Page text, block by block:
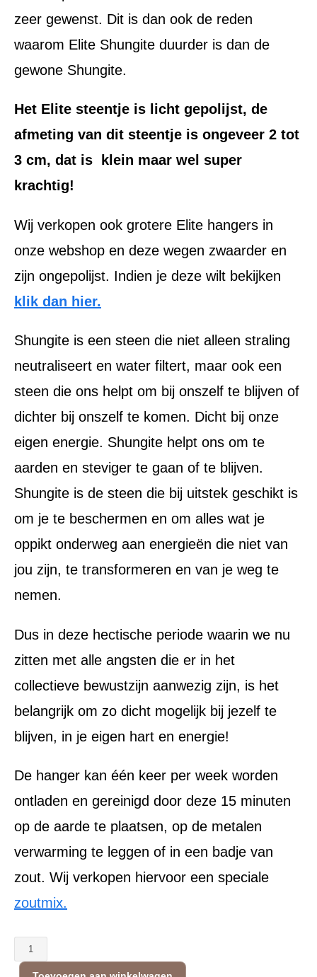
zeer gewenst. Dit is dan ook de reden
waarom Elite Shungite duurder is dan de
gewone Shungite.
Het Elite steentje is licht gepolijst, de
afmeting van dit steentje is ongeveer 2 tot
3 cm, dat is klein maar wel super
krachtig!
Wij verkopen ook grotere Elite hangers in
onze webshop en deze wegen zwaarder en
zijn ongepolijst. Indien je deze wilt bekijken
klik dan hier.
Shungite is een steen die niet alleen straling
neutraliseert en water filtert, maar ook een
steen die ons helpt om bij onszelf te blijven of
dichter bij onszelf te komen. Dicht bij onze
eigen energie. Shungite helpt ons om te
aarden en steviger te gaan of te blijven.
Shungite is de steen die bij uitstek geschikt is
om je te beschermen en om alles wat je
oppikt onderweg aan energieën die niet van
jou zijn, te transformeren en van je weg te
nemen.
Dus in deze hectische periode waarin we nu
zitten met alle angsten die er in het
collectieve bewustzijn aanwezig zijn, is het
belangrijk om zo dicht mogelijk bij jezelf te
blijven, in je eigen hart en energie!
De hanger kan één keer per week worden
ontladen en gereinigd door deze 15 minuten
op de aarde te plaatsen, op de metalen
verwarming te leggen of in een badje van
zout. Wij verkopen hiervoor een speciale
zoutmix.
Elite
aantal